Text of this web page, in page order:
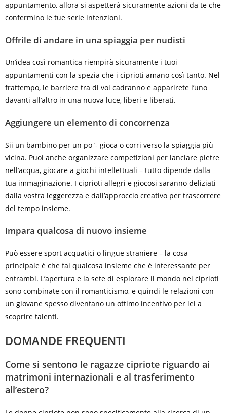
appuntamento, allora si aspetterà sicuramente azioni da te che
confermino le tue serie intenzioni.
Offrile di andare in una spiaggia per nudisti
Un’idea così romantica riempirà sicuramente i tuoi
appuntamenti con la spezia che i ciprioti amano così tanto. Nel
frattempo, le barriere tra di voi cadranno e apparirete l’uno
davanti all’altro in una nuova luce, liberi e liberati.
Aggiungere un elemento di concorrenza
Sii un bambino per un po ‘- gioca o corri verso la spiaggia più
vicina. Puoi anche organizzare competizioni per lanciare pietre
nell’acqua, giocare a giochi intellettuali – tutto dipende dalla
tua immaginazione. I ciprioti allegri e giocosi saranno deliziati
dalla vostra leggerezza e dall’approccio creativo per trascorrere
del tempo insieme.
Impara qualcosa di nuovo insieme
Può essere sport acquatici o lingue straniere – la cosa
principale è che fai qualcosa insieme che è interessante per
entrambi. L’apertura e la sete di esplorare il mondo nei ciprioti
sono combinate con il romanticismo, e quindi le relazioni con
un giovane spesso diventano un ottimo incentivo per lei a
scoprire talenti.
DOMANDE FREQUENTI
Come si sentono le ragazze cipriote riguardo ai
matrimoni internazionali e al trasferimento
all’estero?